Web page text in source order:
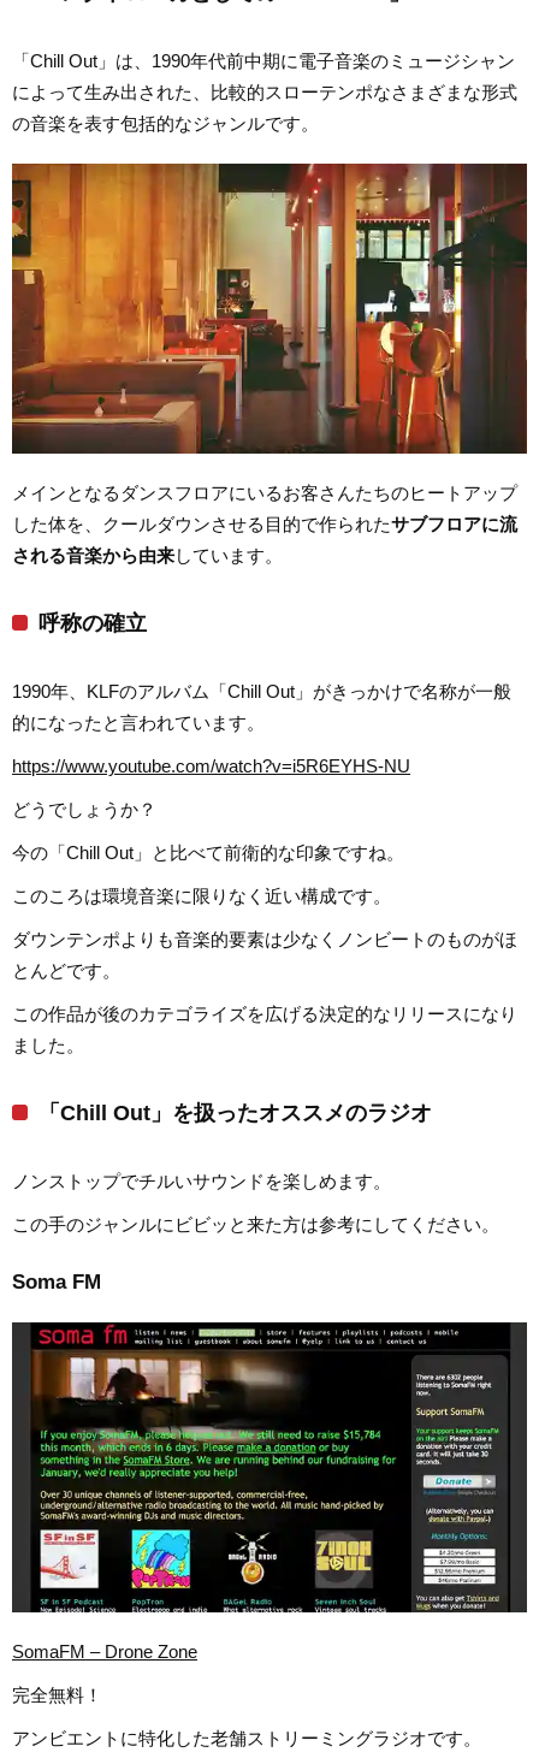
「Chill Out」は、1990年代前中期に電子音楽のミュージシャン
によって生み出された、比較的スローテンポなさまざまな形式
の音楽を表す包括的なジャンルです。
メインとなるダンスフロアにいるお客さんたちのヒートアップ
した体を、クールダウンさせる目的で作られたサブフロアに流
される音楽から由来しています。
呼称の確立
1990年、KLFのアルバム「Chill Out」がきっかけで名称が一般
的になったと言われています。
https://www.youtube.com/watch?v=i5R6EYHS-NU
どうでしょうか？
今の「Chill Out」と比べて前衛的な印象ですね。
このころは環境音楽に限りなく近い構成です。
ダウンテンポよりも音楽的要素は少なくノンビートのものがほ
とんどです。
この作品が後のカテゴライズを広げる決定的なリリースになり
ました。
「Chill Out」を扱ったオススメのラジオ
ノンストップでチルいサウンドを楽しめます。
この手のジャンルにビビッと来た方は参考にしてください。
Soma FM
SomaFM – Drone Zone
完全無料！
アンビエントに特化した老舗ストリーミングラジオです。